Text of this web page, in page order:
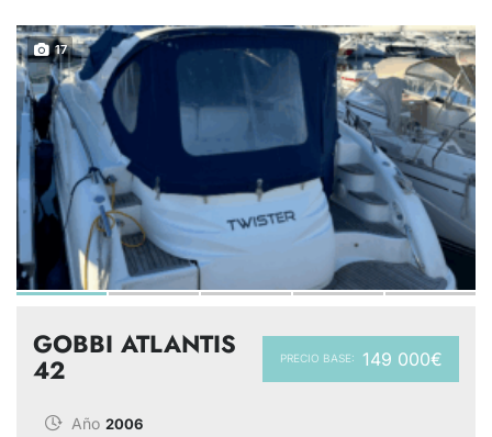
17
PRECIO BASE: 149 000€
GOBBI ATLANTIS
42
Año 2006